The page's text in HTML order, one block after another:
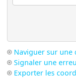
Naviguer sur une
Signaler une
Exporter les